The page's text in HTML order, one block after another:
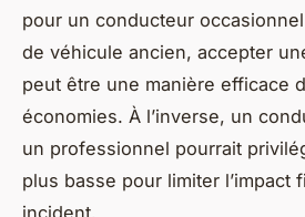
pour un conducteur
de véhicule ancien, accepter
peut être une manière efficace
économies. À l’inverse, un
un professionnel pourrait
plus basse pour limiter l’impact
incident.